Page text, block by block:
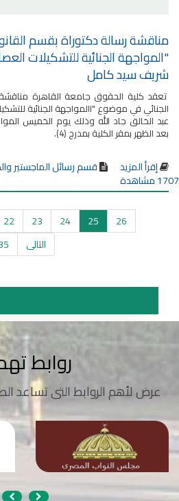
مناقشة رسالة دكتوراة بقسم
"المواجهة الجنائية للتشكيلات
شريف سيد كامل
تعقد كلية الحقوق جامعة القاهرة
الجنائي في موضوع "االمواجهة الجنائية
بعد الظهر بمقر الكلية بمدرج (4).
إقرأ المزيد قسم رسائل الماجستير
1707 مشاهدة
22 23 24 25
26
التالى
روابط
عرض لأهم الروابط التى تساعد